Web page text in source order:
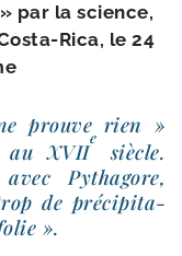
par la science,
​Rica, le 24
prouve rien »
au XVII
e
siècle.
Pythagore,
de pré­ci­pi­ta­
».